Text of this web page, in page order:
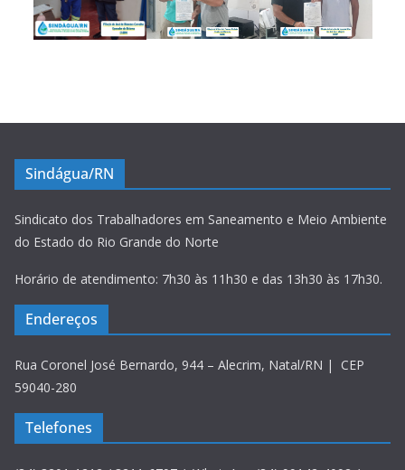
Sindágua/RN
Sindicato dos Trabalhadores em Saneamento e Meio Ambiente
do Estado do Rio Grande do Norte
Horário de atendimento: 7h30 às 11h30 e das 13h30 às 17h30.
Endereços
Rua Coronel José Bernardo, 944 – Alecrim, Natal/RN | CEP
59040-280
Telefones